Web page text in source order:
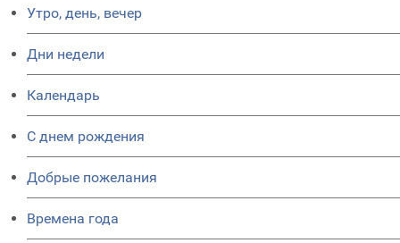
Утро, день, вечер
Дни недели
Календарь
C днем рождения
Добрые пожелания
Времена года